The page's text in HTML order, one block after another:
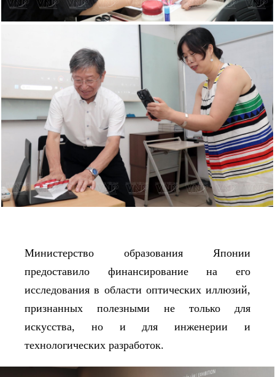
Министерство образования Японии
предоставило финансирование на его
исследования в области оптических иллюзий,
признанных полезными не только для
искусства, но и для инженерии и
технологических разработок.